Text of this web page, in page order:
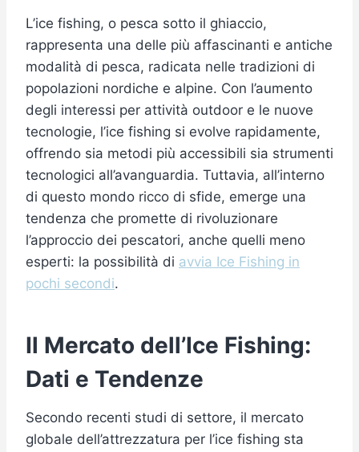
L’ice fishing, o pesca sotto il ghiaccio,
rappresenta una delle più affascinanti e antiche
modalità di pesca, radicata nelle tradizioni di
popolazioni nordiche e alpine. Con l’aumento
degli interessi per attività outdoor e le nuove
tecnologie, l’ice fishing si evolve rapidamente,
offrendo sia metodi più accessibili sia strumenti
tecnologici all’avanguardia. Tuttavia, all’interno
di questo mondo ricco di sfide, emerge una
tendenza che promette di rivoluzionare
l’approccio dei pescatori, anche quelli meno
esperti: la possibilità di avvia Ice Fishing in
pochi secondi.
Il Mercato dell’Ice Fishing:
Dati e Tendenze
Secondo recenti studi di settore, il mercato
globale dell’attrezzatura per l’ice fishing sta